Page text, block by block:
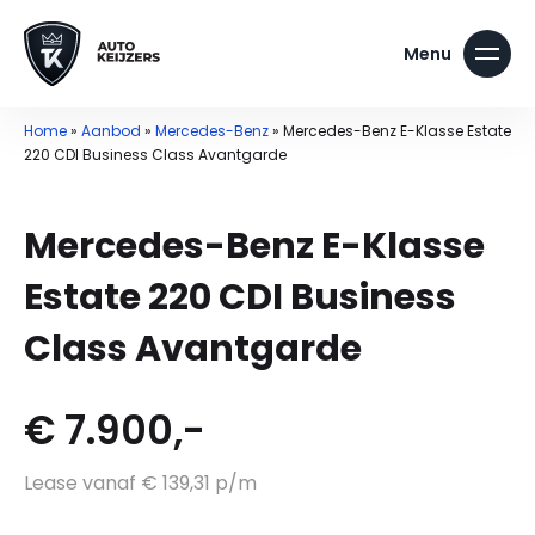
Home» Aanbod » Mercedes-Benz» Mercedes-Benz E-Klasse Estate
220 CDI Business Class Avantgarde
Mercedes-Benz E-Klasse
Estate 220 CDI Business
Class Avantgarde
€ 7.900,-
Lease vanaf € 139,31 p/m